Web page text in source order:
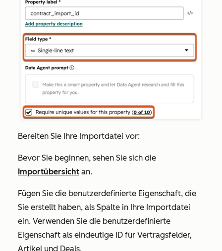
Bereiten Sie Ihre Importdatei vor:
Bevor Sie beginnen, sehen Sie sich die
Importübersicht an.
Fügen Sie die benutzerdefinierte Eigenschaft, die
Sie erstellt haben, als Spalte in Ihre Importdatei
ein. Verwenden Sie die benutzerdefinierte
Eigenschaft als eindeutige ID für Vertragsfelder,
Artikel und Deals.